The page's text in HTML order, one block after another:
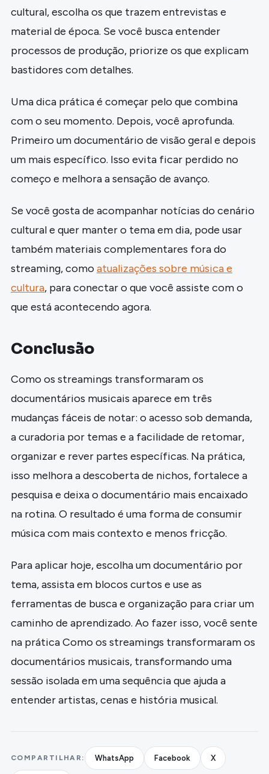
cultural, escolha os que trazem entrevistas e
material de época. Se você busca entender
processos de produção, priorize os que explicam
bastidores com detalhes.
Uma dica prática é começar pelo que combina
com o seu momento. Depois, você aprofunda.
Primeiro um documentário de visão geral e depois
um mais específico. Isso evita ficar perdido no
começo e melhora a sensação de avanço.
Se você gosta de acompanhar notícias do cenário
cultural e quer manter o tema em dia, pode usar
também materiais complementares fora do
streaming, como atualizações sobre música e
cultura, para conectar o que você assiste com o
que está acontecendo agora.
Conclusão
Como os streamings transformaram os
documentários musicais aparece em três
mudanças fáceis de notar: o acesso sob demanda,
a curadoria por temas e a facilidade de retomar,
organizar e rever partes específicas. Na prática,
isso melhora a descoberta de nichos, fortalece a
pesquisa e deixa o documentário mais encaixado
na rotina. O resultado é uma forma de consumir
música com mais contexto e menos fricção.
Para aplicar hoje, escolha um documentário por
tema, assista em blocos curtos e use as
ferramentas de busca e organização para criar um
caminho de aprendizado. Ao fazer isso, você sente
na prática Como os streamings transformaram os
documentários musicais, transformando uma
sessão isolada em uma sequência que ajuda a
entender artistas, cenas e história musical.
COMPARTILHAR: WhatsApp Facebook X